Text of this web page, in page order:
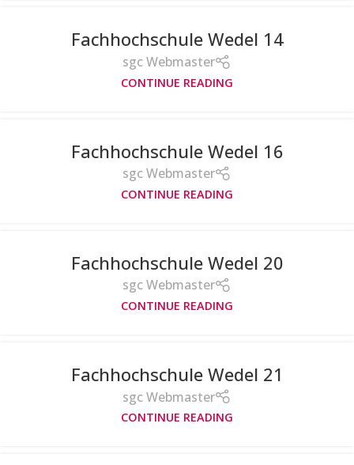
Fachhochschule Wedel 14
sgc Webmaster
CONTINUE READING
Fachhochschule Wedel 16
sgc Webmaster
CONTINUE READING
Fachhochschule Wedel 20
sgc Webmaster
CONTINUE READING
Fachhochschule Wedel 21
sgc Webmaster
CONTINUE READING